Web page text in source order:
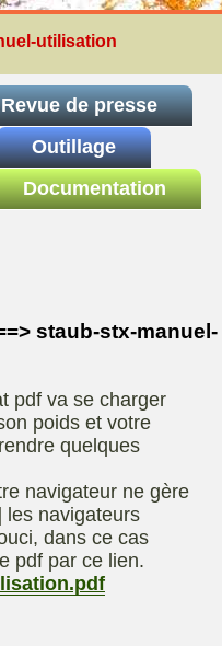
utilisation
Revue de presse
et-Eliet
ELIET
Motobineuse ou
Technique de
compostage
Outillage
Affuteuse
Documentation
staub-stx-manuel-
pdf va se charger
poids et votre
quelques
navigateur ne gère
les navigateurs
dans ce cas
pdf par ce lien.